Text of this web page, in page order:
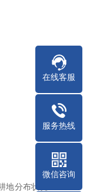
分布状况
在线客服
服务热线
微信咨询